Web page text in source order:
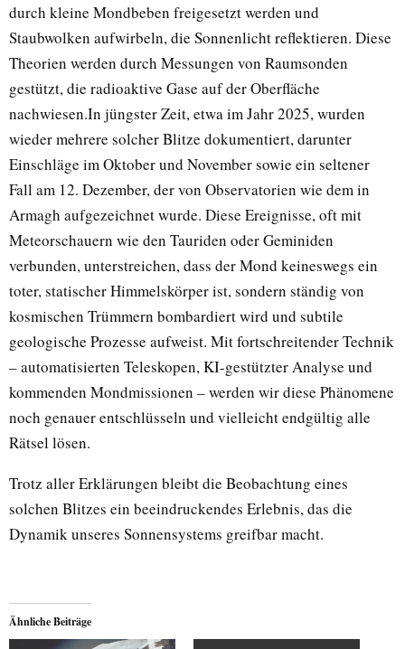
durch kleine Mondbeben freigesetzt werden und
Staubwolken aufwirbeln, die Sonnenlicht reflektieren. Diese
Theorien werden durch Messungen von Raumsonden
gestützt, die radioaktive Gase auf der Oberfläche
nachwiesen.In jüngster Zeit, etwa im Jahr 2025, wurden
wieder mehrere solcher Blitze dokumentiert, darunter
Einschläge im Oktober und November sowie ein seltener
Fall am 12. Dezember, der von Observatorien wie dem in
Armagh aufgezeichnet wurde. Diese Ereignisse, oft mit
Meteorschauern wie den Tauriden oder Geminiden
verbunden, unterstreichen, dass der Mond keineswegs ein
toter, statischer Himmelskörper ist, sondern ständig von
kosmischen Trümmern bombardiert wird und subtile
geologische Prozesse aufweist. Mit fortschreitender Technik
– automatisierten Teleskopen, KI-gestützter Analyse und
kommenden Mondmissionen – werden wir diese Phänomene
noch genauer entschlüsseln und vielleicht endgültig alle
Rätsel lösen.
Trotz aller Erklärungen bleibt die Beobachtung eines
solchen Blitzes ein beeindruckendes Erlebnis, das die
Dynamik unseres Sonnensystems greifbar macht.
Ähnliche Beiträge